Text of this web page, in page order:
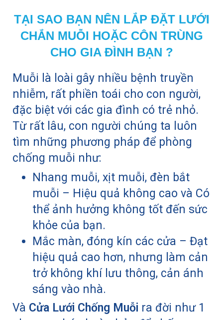
TẠI SAO BẠN NÊN LẮP ĐẶT LƯỚI
CHẮN MUỖI HOẶC CÔN TRÙNG
CHO GIA ĐÌNH BẠN ?
Muỗi là loài gây nhiều bệnh truyền
nhiễm, rất phiền toái cho con người,
đặc biệt với các gia đình có trẻ nhỏ.
Từ rất lâu, con người chúng ta luôn
tìm những phương pháp để phòng
chống muỗi như:
Nhang muỗi, xịt muỗi, đèn bắt
muỗi – Hiệu quả không cao và Có
thể ảnh hưởng không tốt đến sức
khỏe của bạn.
Mắc màn, đóng kín các cửa – Đạt
hiệu quả cao hơn, nhưng làm cản
trở không khí lưu thông, cản ánh
sáng vào nhà.
Và Cửa Lưới Chống Muỗi ra đời như 1